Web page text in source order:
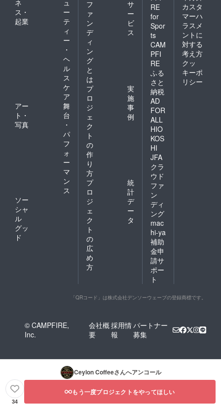
話を聞
きなが
ら、 ス
リラン
カカ
レーと
セイロ
ンコー
ヒーを
お楽し
みくだ
す。そ
はプロ
ジや
SNSに
通費：
様の交
通費は
ネ
ス・
起業
ュ
ー
テ
ィ
ー
・
ヘ
ル
ス
ケ
ア
アー
ト・
写真
舞
台
・
パ
フ
ォ
ー
マ
ン
ス
ソー
シャ
ル
グッ
ド
フ
ァ
ン
デ
ィ
ン
グ
と
は
サ
ー
ビ
ス
プ
ロ
ジ
ェ
ク
ト
の
作
り
方
実
施
事
例
プ
ロ
ジ
ェ
ク
ト
の
広
め
方
統
計
デ
ー
タ
RE
for
Spor
ts
CAM
PFI
RE
ふる
さと
納税
AD
FOR
ALL
HIO
KOS
HI
JFA
クラ
ウド
ファ
ン
ディ
ング
mac
hi-ya
補助
金申
請サ
ポー
ト
カスタ
マーハ
ラスメ
ントに
対する
考え方
クッ
キーポ
リシー
「QRコード」は株式会社デンソーウェーブの登録商標です。
© CAMPFIRE,
Inc.
会社概
要
採用情
報
パートナー
募集
Ceylon Coffeeさんへアンコール
34
もう一度プロジェクトをやってほしい